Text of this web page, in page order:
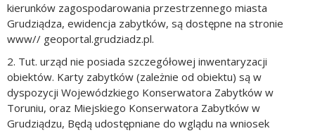
kierunków zagospodarowania przestrzennego miasta
Grudziądza, ewidencja zabytków, są dostępne na stronie
www// geoportal.grudziadz.pl.
2. Tut. urząd nie posiada szczegółowej inwentaryzacji
obiektów. Karty zabytków (zależnie od obiektu) są w
dyspozycji Wojewódzkiego Konserwatora Zabytków w
Toruniu, oraz Miejskiego Konserwatora Zabytków w
Grudziądzu, Będą udostępniane do wglądu na wniosek